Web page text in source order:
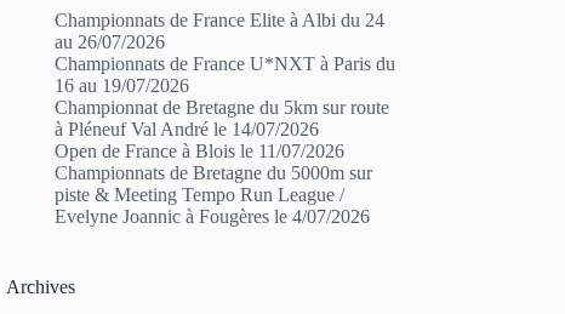
Championnats de France Elite à Albi du 24
au 26/07/2026
Championnats de France U*NXT à Paris du
16 au 19/07/2026
Championnat de Bretagne du 5km sur route
à Pléneuf Val André le 14/07/2026
Open de France à Blois le 11/07/2026
Championnats de Bretagne du 5000m sur
piste & Meeting Tempo Run League /
Evelyne Joannic à Fougères le 4/07/2026
Archives